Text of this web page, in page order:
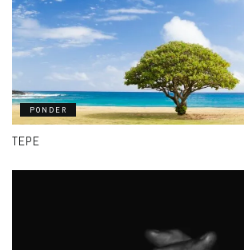
PONDER
TEPE